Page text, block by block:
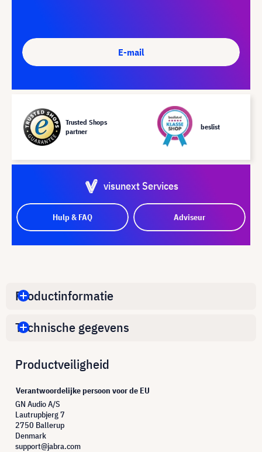
E-mail
Trusted Shops
partner
beslist
visunext Services
Hulp & FAQ Adviseur
Productinformatie
Technische gegevens
Productveiligheid
Verantwoordelijke persoon voor de EU
GN Audio A/S
Lautrupbjerg 7
2750 Ballerup
Denmark
support@jabra.com